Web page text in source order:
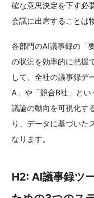
確な意思決定を下す必
会議に出席することは
各部門のAI議事録の「
の状況を効率的に把握
して、全社の議事録デ
A」や「競合B社」と
議論の動向を可視化す
り、データに基づいた
なります。
H2: AI議事録ツ